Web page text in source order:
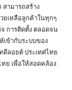
สามารถสร้าง
ยเหลือลูกค้าในทุกๆ
จ การติดตั้ง ตลอดจน
เข้ากับระบบของ
ลอยต์ ประเทศไทย
ทย เพื่อให้สอดคล้อง